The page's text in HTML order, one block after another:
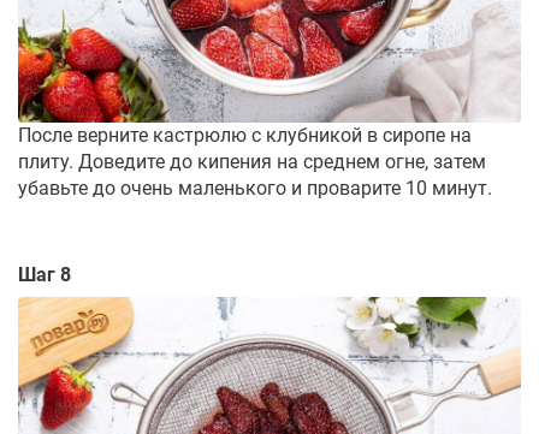
После верните кастрюлю с клубникой в сиропе на
плиту. Доведите до кипения на среднем огне, затем
убавьте до очень маленького и проварите 10 минут.
Шаг 8